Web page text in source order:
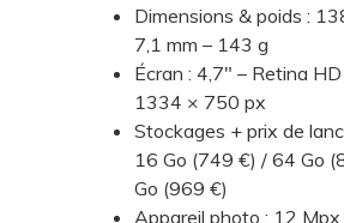
Dimensions & poids :
7,1 mm – 143 g
Écran : 4,7" – Retina
1334 × 750 px
Stockages + prix de
16 Go (749 €) / 64 Go
Go (969 €)
Appareil photo : 12